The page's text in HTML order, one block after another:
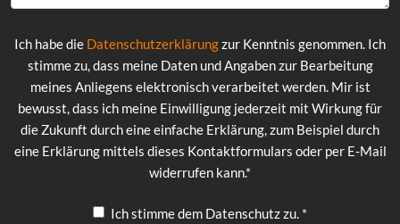
Ich habe die Datenschutzerklärungzur Kenntnis genommen. Ich
stimme zu, dass meine Daten und Angaben zur Bearbeitung
meines Anliegens elektronisch verarbeitet werden. Mir ist
bewusst, dass ich meine Einwilligung jederzeit mit Wirkung für
die Zukunft durch eine einfache Erklärung, zum Beispiel durch
eine Erklärung mittels dieses Kontaktformulars oder per E-Mail
widerrufen kann.*
Ich stimme dem Datenschutz zu. *